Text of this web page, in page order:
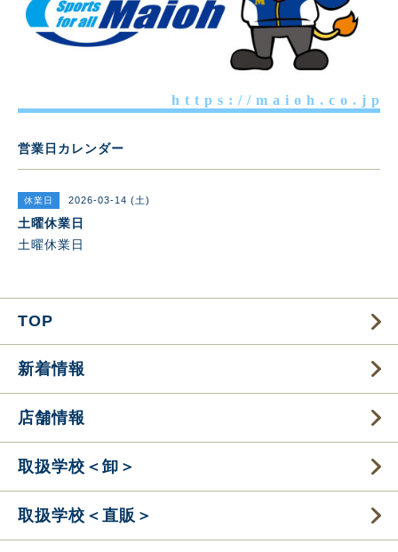
h t t p s : / / m a i o h . c o . j p
営業日カレンダー
休業日 2026-03-14 (土)
土曜休業日
土曜休業日
TOP
新着情報
店舗情報
取扱学校＜卸＞
取扱学校＜直販＞